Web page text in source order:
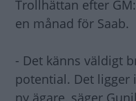
Trollhättan efter
en månad för Saab.
- Det känns väldigt
potential. Det ligger
ny ägare, säger